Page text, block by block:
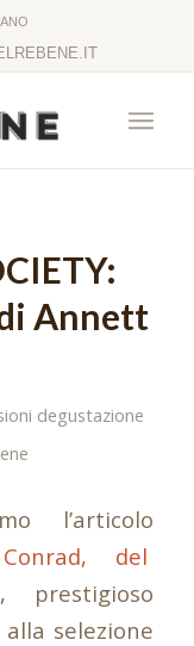
Annett
degustazione
l’articolo
del
selezione